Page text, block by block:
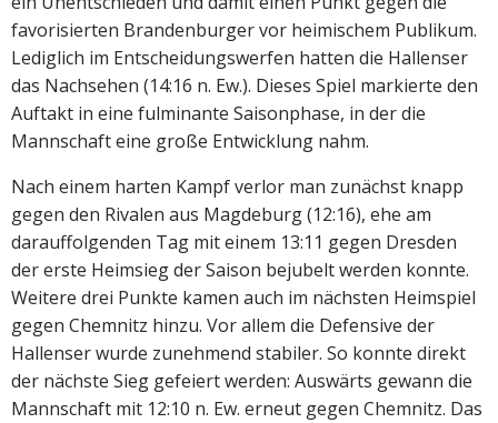
favorisierten Brandenburger vor heimischem Publikum.
Lediglich im Entscheidungswerfen hatten die Hallenser
das Nachsehen (14:16 n. Ew.). Dieses Spiel markierte den
Auftakt in eine fulminante Saisonphase, in der die
Mannschaft eine große Entwicklung nahm.
Nach einem harten Kampf verlor man zunächst knapp
gegen den Rivalen aus Magdeburg (12:16), ehe am
darauffolgenden Tag mit einem 13:11 gegen Dresden
der erste Heimsieg der Saison bejubelt werden konnte.
Weitere drei Punkte kamen auch im nächsten Heimspiel
gegen Chemnitz hinzu. Vor allem die Defensive der
Hallenser wurde zunehmend stabiler. So konnte direkt
der nächste Sieg gefeiert werden: Auswärts gewann die
Mannschaft mit 12:10 n. Ew. erneut gegen Chemnitz. Das